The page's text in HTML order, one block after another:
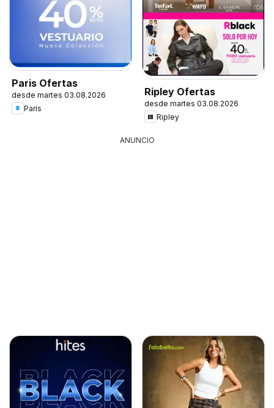
Paris Ofertas
desde martes 03.08.2026
Paris
Ripley Ofertas
desde martes 03.08.2026
Ripley
ANUNCIO